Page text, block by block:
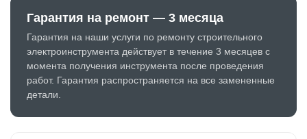
Гарантия на ремонт — 3 месяца
Гарантия на наши услуги по ремонту строительного
электроинструмента действует в течение 3 месяцев с
момента получения инструмента после проведения
работ. Гарантия распространяется на все замененные
детали.